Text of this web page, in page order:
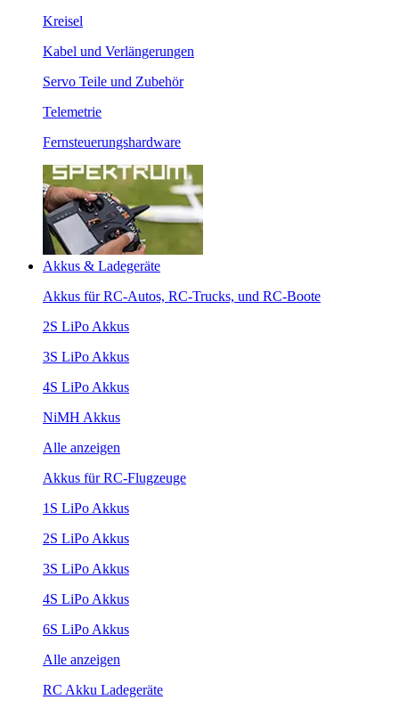
Kreisel
Kabel und Verlängerungen
Servo Teile und Zubehör
Telemetrie
Fernsteuerungshardware
Akkus & Ladegeräte
Akkus für RC-Autos, RC-Trucks, und RC-Boote
2S LiPo Akkus
3S LiPo Akkus
4S LiPo Akkus
NiMH Akkus
Alle anzeigen
Akkus für RC-Flugzeuge
1S LiPo Akkus
2S LiPo Akkus
3S LiPo Akkus
4S LiPo Akkus
6S LiPo Akkus
Alle anzeigen
RC Akku Ladegeräte